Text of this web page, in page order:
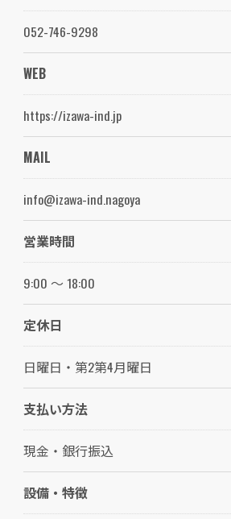
052-746-9298
WEB
https://izawa-ind.jp
MAIL
info@izawa-ind.nagoya
営業時間
9:00 ～ 18:00
定休日
日曜日・第2第4月曜日
支払い方法
現金・銀行振込
設備・特徴